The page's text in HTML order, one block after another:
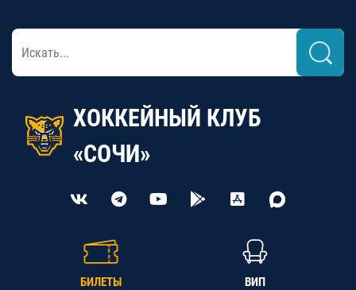
ХОККЕЙНЫЙ КЛУБ
«СОЧИ»
БИЛЕТЫ ВИП